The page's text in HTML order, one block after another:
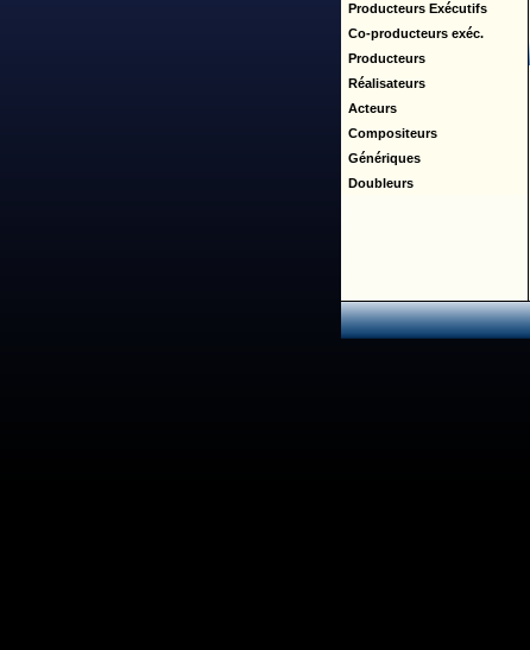
Producteurs Exécutifs
Co-producteurs exéc.
Producteurs
Réalisateurs
Acteurs
Compositeurs
Génériques
Doubleurs